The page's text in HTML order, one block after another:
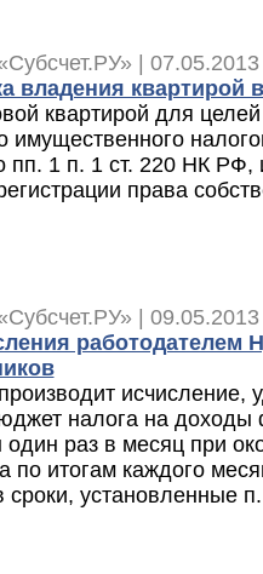
|
владения квартирой
квартирой для
имущественного
пп. 1 п. 1 ст. 220 НК РФ,
права
|
работодателем
исчисление,
налога на доходы
раз в месяц при
по итогам каждого
сроки, установленные